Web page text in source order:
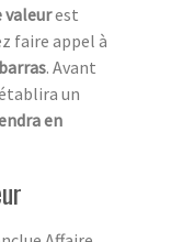
valeurest
faire appel à
. Avant
un
en